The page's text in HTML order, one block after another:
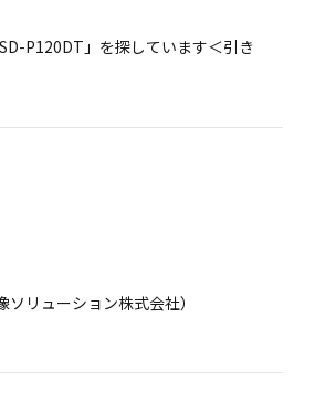
P120DT」を探しています＜引き
リューション株式会社）
リューション株式会社）
ご愛用のお客様へ：お詫びと無
P120DT」を探しています＜引き
のお知らせ（東芝映像ソリューショ